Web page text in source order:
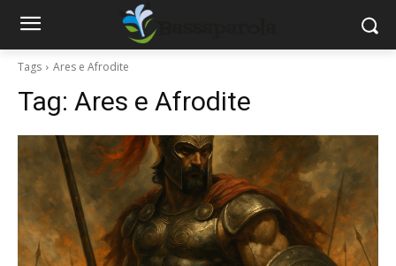
Tags Ares e Afrodite
Tag: Ares e Afrodite